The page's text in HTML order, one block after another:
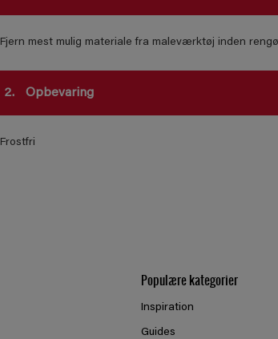
Fjern mest mulig materiale fra maleværktøj inden
2. Opbevaring
Frostfri
Populære kategorier
Inspiration
Guides